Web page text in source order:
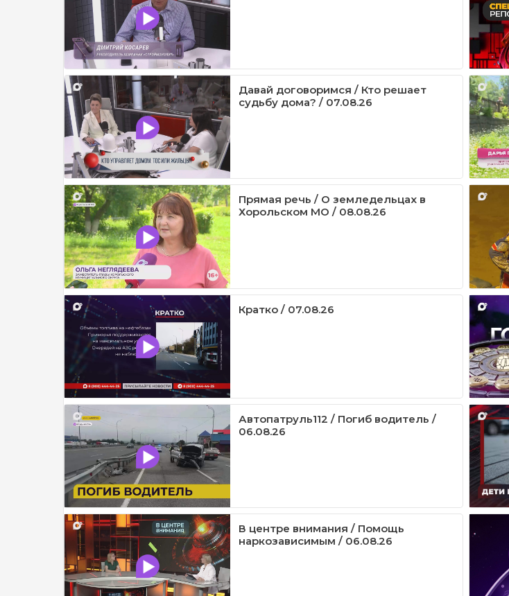
Давай договоримся / Кто решает
судьбу дома? / 07.08.26
Прямая речь / О земледельцах в
Хорольском МО / 08.08.26
Кратко / 07.08.26
Автопатруль112 / Погиб водитель /
06.08.26
В центре внимания / Помощь
наркозависимым / 06.08.26